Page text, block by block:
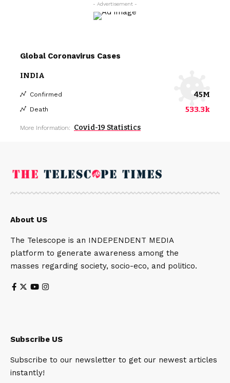
- Advertisement -
Global Coronavirus Cases
INDIA
Confirmed 45M
Death 533.3k
More Information: Covid-19 Statistics
About US
The Telescope is an INDEPENDENT MEDIA
platform to generate awareness among the
masses regarding society, socio-eco, and politico.
Subscribe US
Subscribe to our newsletter to get our newest articles
instantly!